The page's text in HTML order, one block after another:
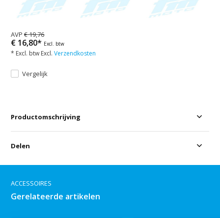
AVP€ 19,76
€ 16,80* Excl. btw
* Excl. btw Excl.Verzendkosten
Vergelijk
Productomschrijving
Delen
ACCESSOIRES
Gerelateerde artikelen